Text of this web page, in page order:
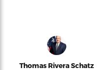
Thomas Rivera Schatz